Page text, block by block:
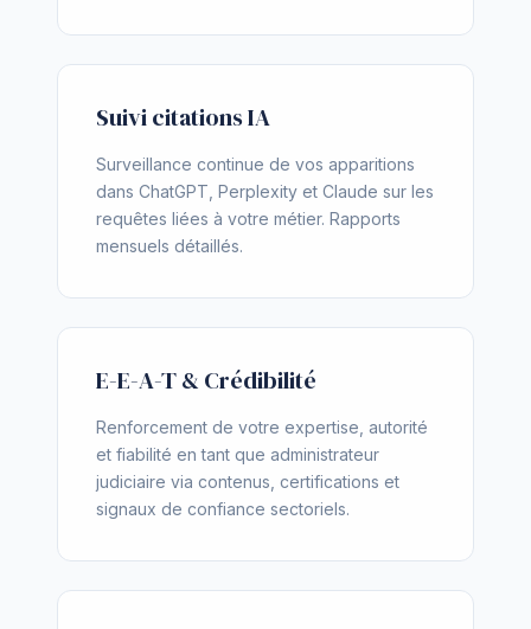
Suivi citations IA
Surveillance continue de vos apparitions
dans ChatGPT, Perplexity et Claude sur les
requêtes liées à votre métier. Rapports
mensuels détaillés.
E-E-A-T & Crédibilité
Renforcement de votre expertise, autorité
et fiabilité en tant que administrateur
judiciaire via contenus, certifications et
signaux de confiance sectoriels.